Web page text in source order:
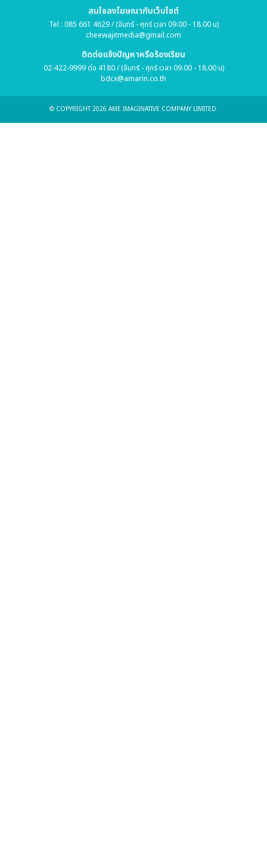
สนใจลงโฆษณากับเว็บไซต์
Tel : 085 661 4629 / (จันทร์ - ศุกร์ เวลา 09.00 - 18.00 น)
cheewajitmedia@gmail.com
ติดต่อแจ้งปัญหาหรือร้องเรียน
02-422-9999 ต่อ 4180 / (จันทร์ - ศุกร์ เวลา 09.00 - 18.00 น)
bdcx@amarin.co.th
© COPYRIGHT 2026 AME IMAGINATIVE COMPANY LIMITED.